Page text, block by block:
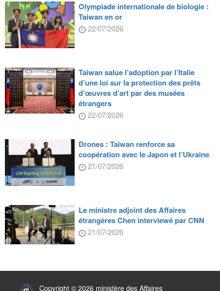
Olympiade internationale de biologie :
Taiwan en or
22/07/2026
Taiwan salue l’adoption par l’Italie
d’une loi sur la protection des prêts
d’œuvres d’art par des musées
étrangers
22/07/2026
Drones : Taiwan renforce sa
coopération avec le Japon et l’Ukraine
21/07/2026
Le ministre adjoint des Affaires
étrangères Chen interviewé par CNN
21/07/2026
Copyright © 2026 ministère des Affaires